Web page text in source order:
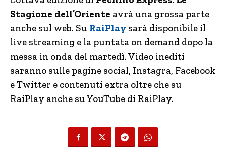
Stagione dell’Oriente avrà una grossa parte
anche sul web. Su RaiPlay sarà disponibile il
live streaming e la puntata on demand dopo la
messa in onda del martedì. Video inediti
saranno sulle pagine social, Instagra, Facebook
e Twitter e contenuti extra oltre che su
RaiPlay anche su YouTube di RaiPlay.